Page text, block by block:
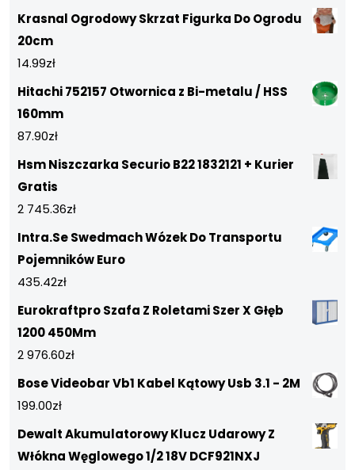
Krasnal Ogrodowy Skrzat Figurka Do Ogrodu
20cm
14.99zł
Hitachi 752157 Otwornica z Bi-metalu / HSS
160mm
87.90zł
Hsm Niszczarka Securio B22 1832121 + Kurier
Gratis
2 745.36zł
Intra.Se Swedmach Wózek Do Transportu
Pojemników Euro
435.42zł
Eurokraftpro Szafa Z Roletami Szer X Głęb
1200 450Mm
2 976.60zł
Bose Videobar Vb1 Kabel Kątowy Usb 3.1 - 2M
199.00zł
Dewalt Akumulatorowy Klucz Udarowy Z
Włókna Węglowego 1/2 18V DCF921NXJ